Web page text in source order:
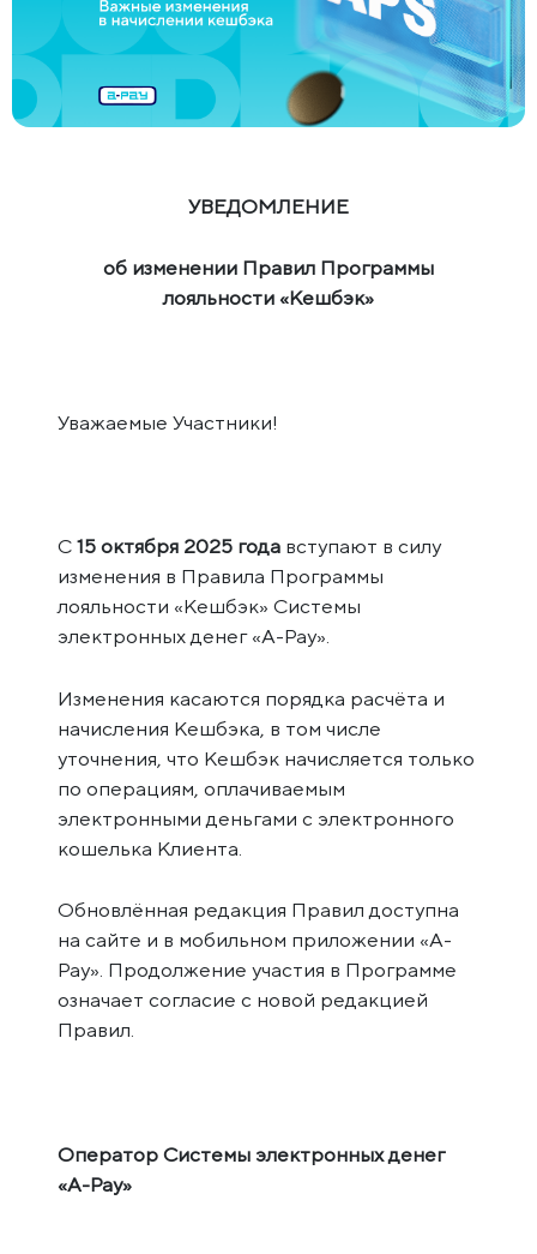
УВЕДОМЛЕНИЕ
об изменении Правил Программы
лояльности «Кешбэк»
Уважаемые Участники!
С15 октября 2025 года вступают в силу
изменения в Правила Программы
лояльности «Кешбэк» Системы
электронных денег «A-Pay».
Изменения касаются порядка расчёта и
начисления Кешбэка, в том числе
уточнения, что Кешбэк начисляется только
по операциям, оплачиваемым
электронными деньгами с электронного
кошелька Клиента.
Обновлённая редакция Правил доступна
на сайте и в мобильном приложении «A-
Pay». Продолжение участия в Программе
означает согласие с новой редакцией
Правил.
Оператор Системы электронных денег
«A-Pay»